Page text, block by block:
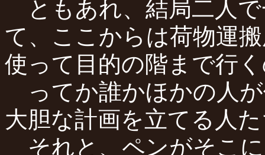
ともあれ、結局二人
て、ここからは荷物運
使って目的の階まで行
ってか誰かほかの人
大胆な計画を立てる人
それと、ペンがそこ